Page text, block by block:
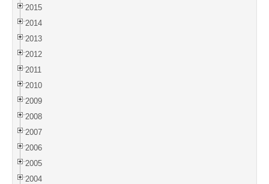
2015
2014
2013
2012
2011
2010
2009
2008
2007
2006
2005
2004